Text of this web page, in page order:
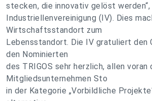
stecken, die innovativ gelöst
Industriellenvereinigung (IV). Dies
Wirtschaftsstandort zum
Lebensstandort. Die IV gratuliert den
den Nominierten
des TRIGOS sehr herzlich, allen voran
Mitgliedsunternehmen Sto
in der Kategorie „Vorbildliche